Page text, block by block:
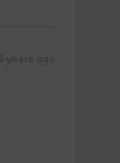
ago